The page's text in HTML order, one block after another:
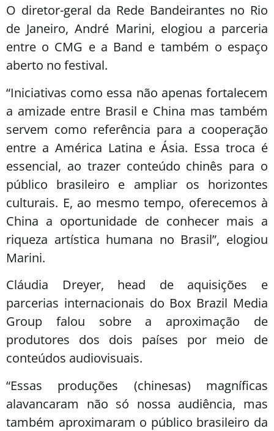
O diretor-geral da Rede Bandeirantes no Rio
de Janeiro, André Marini, elogiou a parceria
entre o CMG e a Band e também o espaço
aberto no festival.
“Iniciativas como essa não apenas fortalecem
a amizade entre Brasil e China mas também
servem como referência para a cooperação
entre a América Latina e Ásia. Essa troca é
essencial, ao trazer conteúdo chinês para o
público brasileiro e ampliar os horizontes
culturais. E, ao mesmo tempo, oferecemos à
China a oportunidade de conhecer mais a
riqueza artística humana no Brasil”, elogiou
Marini.
Cláudia Dreyer, head de aquisições e
parcerias internacionais do Box Brazil Media
Group falou sobre a aproximação de
produtores dos dois países por meio de
conteúdos audiovisuais.
“Essas produções (chinesas) magníficas
alavancaram não só nossa audiência, mas
também aproximaram o público brasileiro da